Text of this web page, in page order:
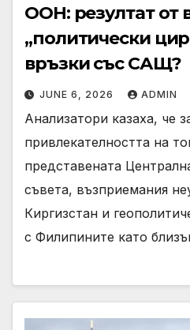
ООН: резултат от
„политически
връзки със САЩ?
JUNE 6, 2026 ADMIN
Анализатори казаха, че
привлекателността на
представената
съвета, възприемания
Киргизстан и
с Филипините като